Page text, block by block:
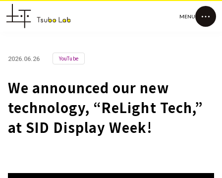
MENU
2026.06.26 YouTube
We announced our new
technology, “ReLight Tech,”
at SID Display Week!